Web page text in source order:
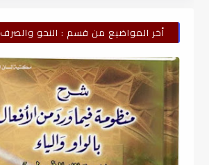
أخر المواضيع من قسم : النحو والصرف